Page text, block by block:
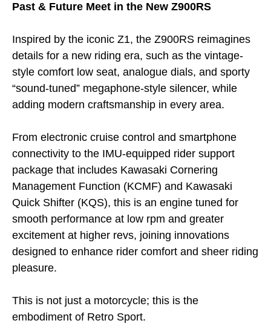
Past & Future Meet in the New Z900RS
Inspired by the iconic Z1, the Z900RS reimagines
details for a new riding era, such as the vintage-
style comfort low seat, analogue dials, and sporty
“sound-tuned” megaphone-style silencer, while
adding modern craftsmanship in every area.
From electronic cruise control and smartphone
connectivity to the IMU-equipped rider support
package that includes Kawasaki Cornering
Management Function (KCMF) and Kawasaki
Quick Shifter (KQS), this is an engine tuned for
smooth performance at low rpm and greater
excitement at higher revs, joining innovations
designed to enhance rider comfort and sheer riding
pleasure.
This is not just a motorcycle; this is the
embodiment of Retro Sport.